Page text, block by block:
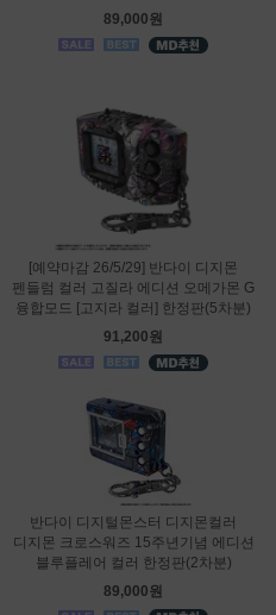
89,000원
[예약마감 26/5/29] 반다이 디지몬
펜들럼 컬러 고질라 에디션 오메가몬 G
융합모드 [고지라 컬러] 한정판(5차분)
91,200원
반다이 디지털몬스터 디지몬컬러
디지몬 크로스워즈 15주년기념 에디션
블루플레어 컬러 한정판(2차분)
89,000원